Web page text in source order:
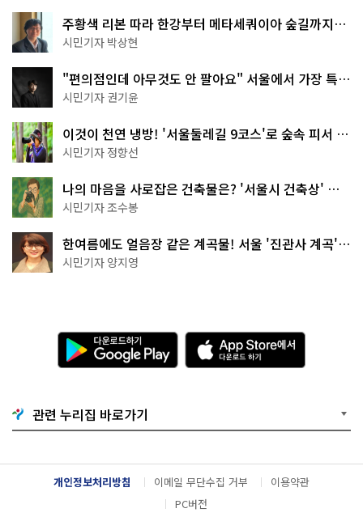
주황색 리본 따라 한강부터 메타세쿼이아 숲길까지…
서울둘레길 15코스
시민기자 박상현
"편의점인데 아무것도 안 팔아요" 서울에서 가장 특별
한 편의점의 정체
시민기자 권기윤
이것이 천연 냉방! '서울둘레길 9코스'로 숲속 피서 떠
나볼까
시민기자 정향선
나의 마음을 사로잡은 건축물은? '서울시 건축상' 수
상작 공개!
시민기자 조수봉
한여름에도 얼음장 같은 계곡물! 서울 '진관사 계곡'이
천국이네~
시민기자 양지영
다
운
로
기
G
o
g
l
e
A
p
p
e
서
다
운
관련 누리집 바로가기
개인정보처리방침 이메일 무단수집 거부
이용약관
PC버전